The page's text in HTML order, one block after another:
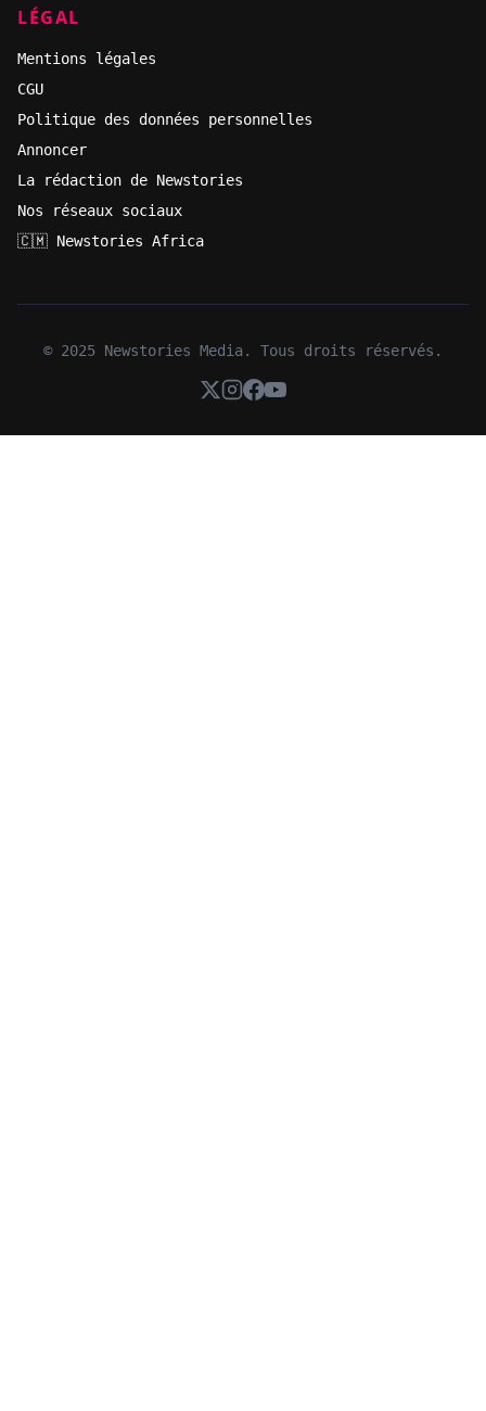
LÉGAL
Mentions légales
CGU
Politique des données personnelles
Annoncer
La rédaction de Newstories
Nos réseaux sociaux
🇨🇲 Newstories Africa
© 2025 Newstories Media. Tous droits réservés.